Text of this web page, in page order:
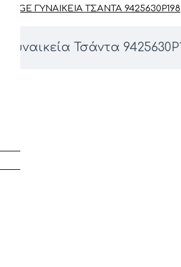
ΓΥΝΑΙΚΕΊΑ ΤΣΆΝΤΑ 9425630P198
Γυναικεία Τσάντα